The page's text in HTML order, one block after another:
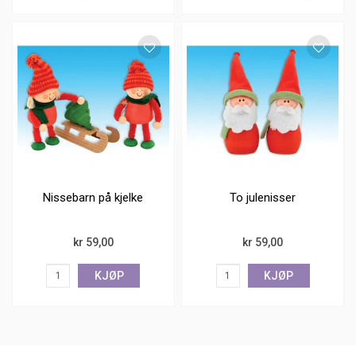
Nissebarn på kjelke
kr 59,00
KJØP
To julenisser
kr 59,00
KJØP